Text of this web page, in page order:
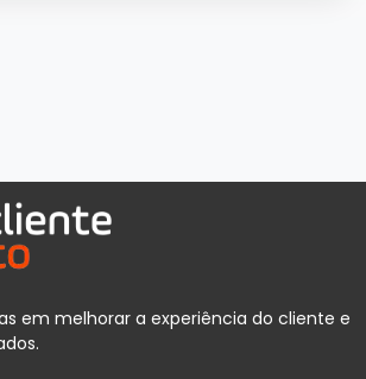
em melhorar a experiência do cliente e